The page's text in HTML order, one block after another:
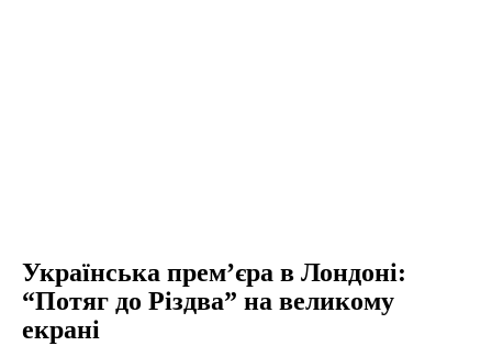
Українська прем’єра в Лондоні:
“Потяг до Різдва” на великому
екрані